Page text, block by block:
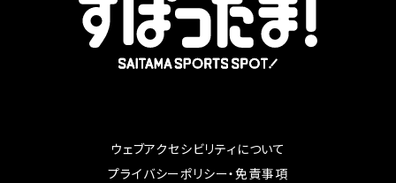
ウェブアクセシビリティについて
プライバシーポリシー・免責事項別ウィンドウで開く